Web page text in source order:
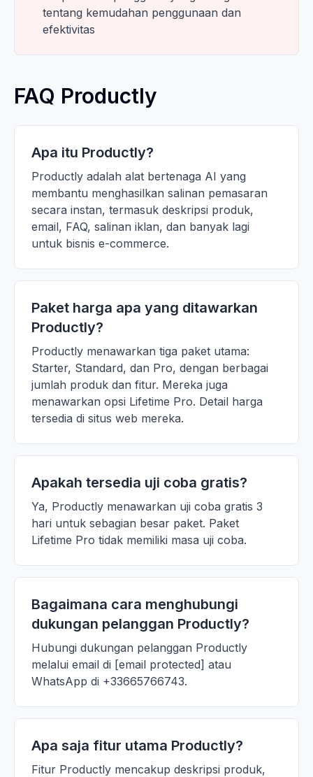
tentang kemudahan penggunaan dan
efektivitas
FAQ Productly
Apa itu Productly?
Productly adalah alat bertenaga AI yang
membantu menghasilkan salinan pemasaran
secara instan, termasuk deskripsi produk,
email, FAQ, salinan iklan, dan banyak lagi
untuk bisnis e-commerce.
Paket harga apa yang ditawarkan
Productly?
Productly menawarkan tiga paket utama:
Starter, Standard, dan Pro, dengan berbagai
jumlah produk dan fitur. Mereka juga
menawarkan opsi Lifetime Pro. Detail harga
tersedia di situs web mereka.
Apakah tersedia uji coba gratis?
Ya, Productly menawarkan uji coba gratis 3
hari untuk sebagian besar paket. Paket
Lifetime Pro tidak memiliki masa uji coba.
Bagaimana cara menghubungi
dukungan pelanggan Productly?
Hubungi dukungan pelanggan Productly
melalui email di [email protected] atau
WhatsApp di +33665766743.
Apa saja fitur utama Productly?
Fitur Productly mencakup deskripsi produk,